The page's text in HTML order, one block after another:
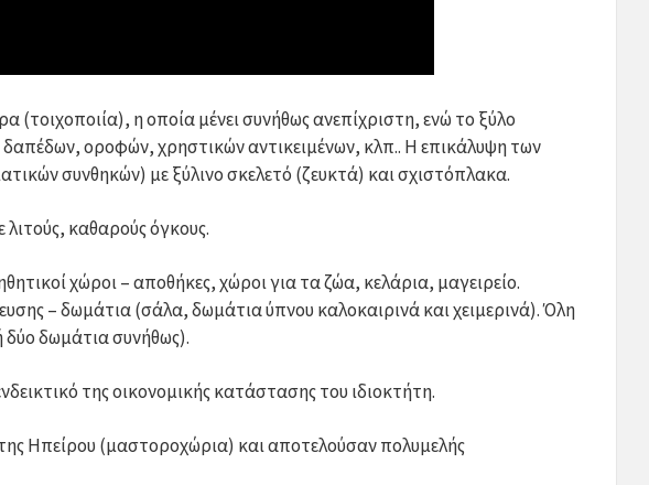
η οποία μένει συνήθως ανεπίχριστη, ενώ το ξύλο
οροφών, χρηστικών αντικειμένων, κλπ.. Η επικάλυψη των
συνθηκών) με ξύλινο σκελετό (ζευκτά) και σχιστόπλακα.
καθαρούς όγκους.
χώροι – αποθήκες, χώροι για τα ζώα, κελάρια, μαγειρείο.
– δωμάτια (σάλα, δωμάτια ύπνου καλοκαιρινά και χειμερινά). Όλη
δύο δωμάτια συνήθως).
της οικονομικής κατάστασης του ιδιοκτήτη.
Ηπείρου (μαστοροχώρια) και αποτελούσαν πολυμελής